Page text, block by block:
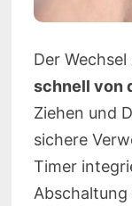
Der
schnell von
Ziehen und
sichere
Timer
Abschaltung